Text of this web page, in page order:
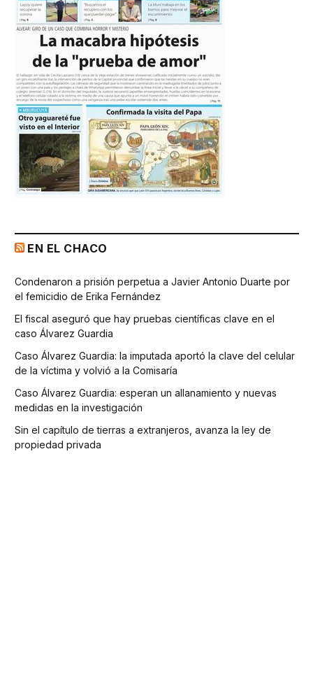
EN EL CHACO
Condenaron a prisión perpetua a Javier Antonio Duarte por
el femicidio de Erika Fernández
El fiscal aseguró que hay pruebas científicas clave en el
caso Álvarez Guardia
Caso Álvarez Guardia: la imputada aportó la clave del celular
de la víctima y volvió a la Comisaría
Caso Álvarez Guardia: esperan un allanamiento y nuevas
medidas en la investigación
Sin el capítulo de tierras a extranjeros, avanza la ley de
propiedad privada